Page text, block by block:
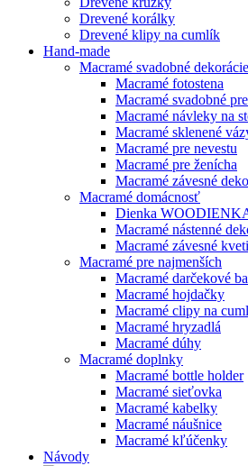
Drevené korálky
Drevené klipy na cumlík
Hand-made
Macramé svadobné dekorácie
Macramé fotostena
Macramé svadobné
Macramé návleky na
Macramé sklenené
Macramé pre nevestu
Macramé pre ženícha
Macramé závesné
Macramé domácnosť
Dienka
Macramé nástenné
Macramé závesné
Macramé pre najmenších
Macramé darčekové
Macramé hojdačky
Macramé clipy na
Macramé hryzadlá
Macramé dúhy
Macramé doplnky
Macramé bottle holder
Macramé sieťovka
Macramé kabelky
Macramé náušnice
Macramé kľúčenky
Návody